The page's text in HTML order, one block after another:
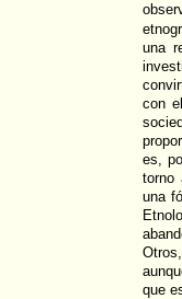
una
con
es,
torno
una
que